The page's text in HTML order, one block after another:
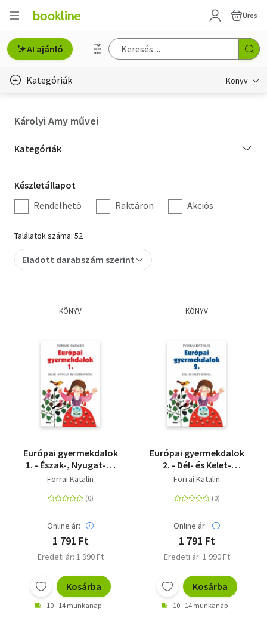
Üres
AI ajánló
Kategóriák Könyv
Hobbi, szabadidő
Irodalom
Művészet
Szakkönyv
Tankönyv, segédkönyv
Társadalomtudomány
Természettudomány
Történelem
Károlyi Amy művei
Kategória
szűrés
Kategóriák
Készletállapot
szűrés
Készletállapot
Rendelhető
Raktáron Akciós
Találatok száma: 52
Eladott darabszám szerint
KÖNYV
Európai gyermekdalok
1. - Észak-, Nyugat-és
Közép-Európa
Forrai Katalin
Online ár:
1 791 Ft
Eredeti ár: 1 990 Ft
Kosárba
10 - 14 munkanap
KÖNYV
Európai gyermekdalok
2. - Dél- és Kelet-
Európa
Forrai Katalin
Online ár:
1 791 Ft
Eredeti ár: 1 990 Ft
Kosárba
10 - 14 munkanap